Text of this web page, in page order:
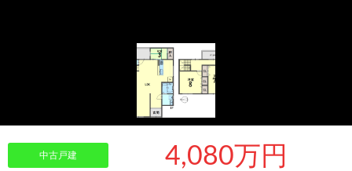
中古戸建 4,080万円